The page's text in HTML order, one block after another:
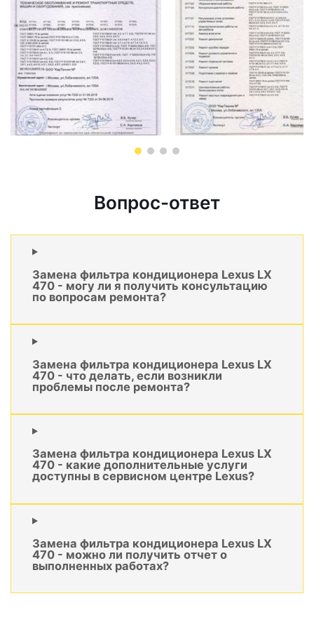
Вопрос-ответ
Замена фильтра кондиционера Lexus LX
470 - могу ли я получить консультацию
по вопросам ремонта?
Замена фильтра кондиционера Lexus LX
470 - что делать, если возникли
проблемы после ремонта?
Замена фильтра кондиционера Lexus LX
470 - какие дополнительные услуги
доступны в сервисном центре Lexus?
Замена фильтра кондиционера Lexus LX
470 - можно ли получить отчет о
выполненных работах?